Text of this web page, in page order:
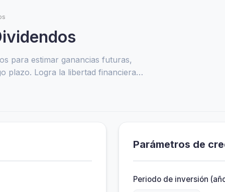
para estimar ganancias futuras,
plazo. Logra la libertad financiera
Parámetros de
Periodo de inversión